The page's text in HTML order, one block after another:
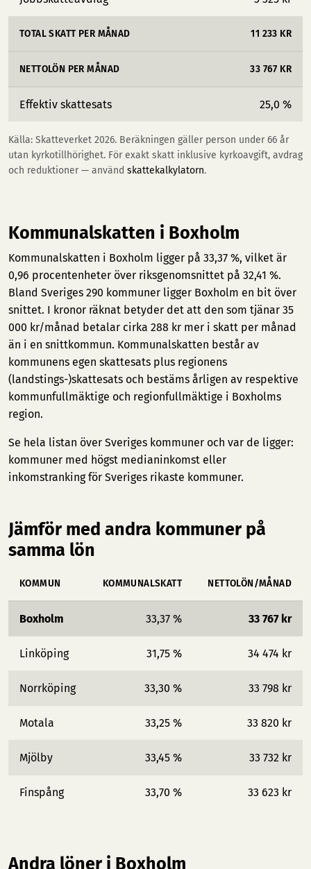
TOTAL SKATT PER MÅNAD 11 233 KR
NETTOLÖN PER MÅNAD 33 767 KR
Effektiv skattesats 25,0 %
Källa: Skatteverket 2026. Beräkningen gäller person under 66 år
utan kyrkotillhörighet. För exakt skatt inklusive kyrkoavgift, avdrag
och reduktioner — använd skattekalkylatorn.
Kommunalskatten i Boxholm
Kommunalskatten i Boxholm ligger på 33,37 %, vilket är
0,96 procentenheter över riksgenomsnittet på 32,41 %.
Bland Sveriges 290 kommuner ligger Boxholm en bit över
snittet. I kronor räknat betyder det att den som tjänar 35
000 kr/månad betalar cirka 288 kr mer i skatt per månad
än i en snittkommun. Kommunalskatten består av
kommunens egen skattesats plus regionens
(landstings-)skattesats och bestäms årligen av respektive
kommunfullmäktige och regionfullmäktige i Boxholms
region.
Se hela listan över Sveriges kommuner och var de ligger:
kommuner med högst medianinkomst eller
inkomstranking för Sveriges rikaste kommuner.
Jämför med andra kommuner på
samma lön
KOMMUN KOMMUNALSKATT NETTOLÖN/MÅNAD
Boxholm 33,37 % 33 767 kr
Linköping 31,75 % 34 474 kr
Norrköping 33,30 % 33 798 kr
Motala 33,25 % 33 820 kr
Mjölby 33,45 % 33 732 kr
Finspång 33,70 % 33 623 kr
Andra löner i Boxholm